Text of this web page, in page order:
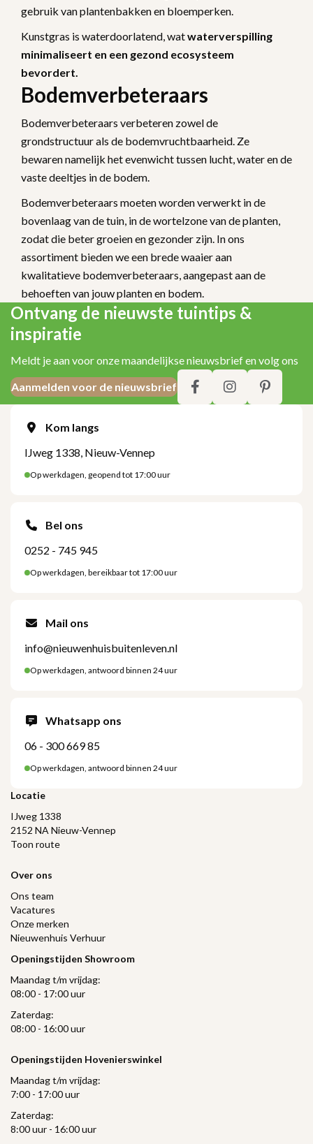
gebruik van plantenbakken en bloemperken.
Kunstgras is waterdoorlatend, watwaterverspilling
minimaliseert en een gezond ecosysteem
bevordert.
Bodemverbeteraars
Bodemverbeteraars verbeteren zowel de
grondstructuur als de bodemvruchtbaarheid. Ze
bewaren namelijk het evenwicht tussen lucht, water en de
vaste deeltjes in de bodem.
Bodemverbeteraars moeten worden verwerkt in de
bovenlaag van de tuin, in de wortelzone van de planten,
zodat die beter groeien en gezonder zijn. In ons
assortiment bieden we een brede waaier aan
kwalitatieve bodemverbeteraars, aangepast aan de
behoeften van jouw planten en bodem.
Ontvang de nieuwste tuintips &
inspiratie
Meldt je aan voor onze maandelijkse nieuwsbrief en volg ons
Aanmelden voor de nieuwsbrief
Kom langs
IJweg 1338, Nieuw-Vennep
Op werkdagen, geopend tot 17:00 uur
Bel ons
0252 - 745 945
Op werkdagen, bereikbaar tot 17:00 uur
Mail ons
info@nieuwenhuisbuitenleven.nl
Op werkdagen, antwoord binnen 24 uur
Whatsapp ons
06 - 300 669 85
Op werkdagen, antwoord binnen 24 uur
Locatie
IJweg 1338
2152 NA Nieuw-Vennep
Toon route
Over ons
Ons team
Vacatures
Onze merken
Nieuwenhuis Verhuur
Openingstijden Showroom
Maandag t/m vrijdag:
08:00 - 17:00 uur
Zaterdag:
08:00 - 16:00 uur
Openingstijden Hovenierswinkel
Maandag t/m vrijdag:
7:00 - 17:00 uur
Zaterdag:
8:00 uur - 16:00 uur